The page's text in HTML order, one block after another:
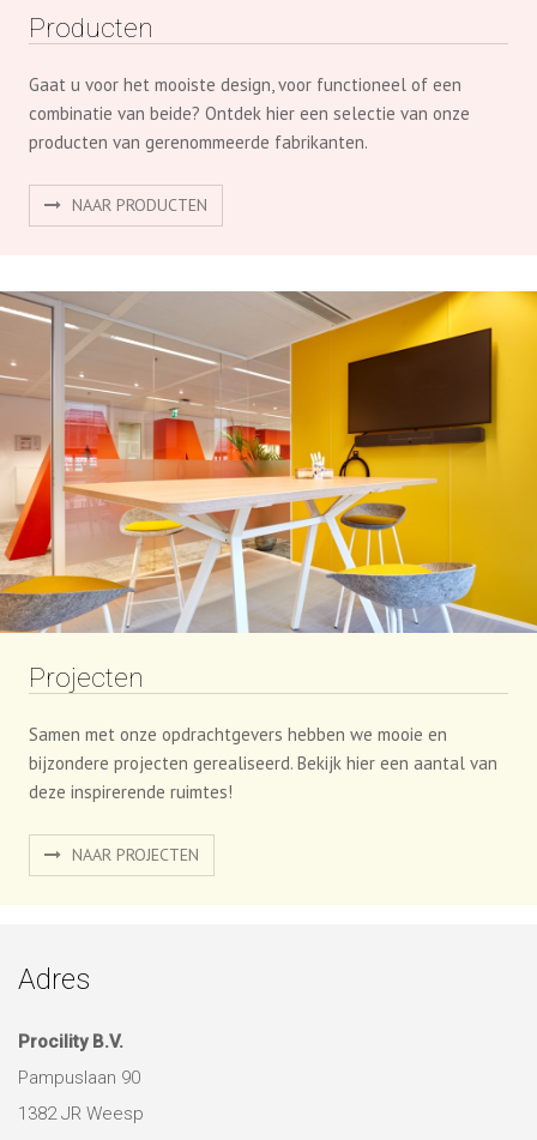
Producten
Gaat u voor het mooiste design, voor functioneel of een
combinatie van beide? Ontdek hier een selectie van onze
producten van gerenommeerde fabrikanten.
NAAR PRODUCTEN
Projecten
Samen met onze opdrachtgevers hebben we mooie en
bijzondere projecten gerealiseerd. Bekijk hier een aantal van
deze inspirerende ruimtes!
NAAR PROJECTEN
Adres
Procility B.V.
Pampuslaan 90
1382 JR Weesp